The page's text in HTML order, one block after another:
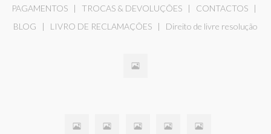
PAGAMENTOS| TROCAS & DEVOLUÇÕES| CONTACTOS|
BLOG | LIVRO DE RECLAMAÇÕES | Direito de livre resolução